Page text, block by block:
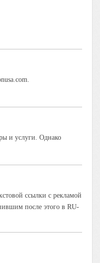
и услуги. Однако
ссылки с рекламой
после этого в RU-